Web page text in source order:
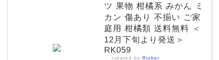
ツ 果物 柑橘系 みかん ミ
カン 傷あり 不揃い ご家
庭用 柑橘類 送料無料 ＜
12月下旬より発送＞
RK059
created by Rinker